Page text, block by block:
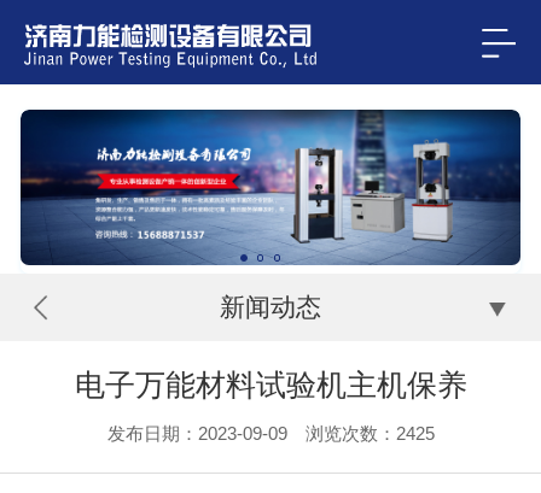
新闻动态
电子万能材料试验机主机保养
发布日期：2023-09-09 浏览次数： 2425